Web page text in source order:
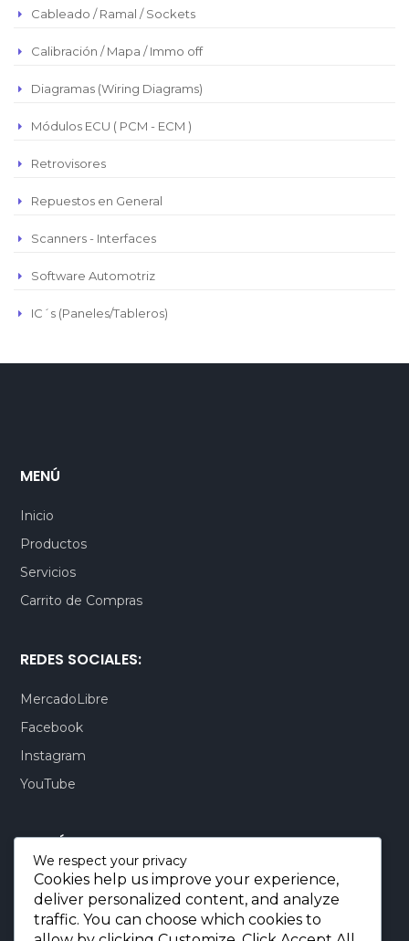
Euro
Real Brasilero
Cableado / Ramal / Sockets
Calibración / Mapa / Immo off
Diagramas (Wiring Diagrams)
Módulos ECU ( PCM - ECM )
Retrovisores
Repuestos en General
Scanners - Interfaces
Software Automotriz
IC´s (Paneles/Tableros)
MENÚ
Inicio
Productos
Servicios
Carrito de Compras
REDES SOCIALES:
MercadoLibre
Facebook
Instagram
YouTube
CONTÁCTENOS:
Quito-Ecuador:+593 99 803 7777
Llamadas: +593 99 803 7777
Miami-USA: +1 (872) 295 6069
We respect your privacy
Cookies help us improve your experience,
deliver personalized content, and analyze
traffic. You can choose which cookies to